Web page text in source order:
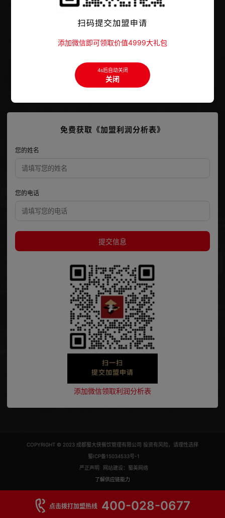
官方指定加盟热线
点击拨打 400-028-0677
免费获取《加盟利润分析表》
您的姓名
您的电话
提交信息
添加微信领取利润分析表
COPYRIGHT © 2023 成都蜀大侠餐饮管理有限公司 投资有风险，请理性选择
蜀ICP备15034533号-1
严正声明
网站建设：蜀美网络
了解供应链能力
添加微信即可领取价值4999大礼包
4s后自动关闭
关闭
点击拨打加盟热线 400-028-0677